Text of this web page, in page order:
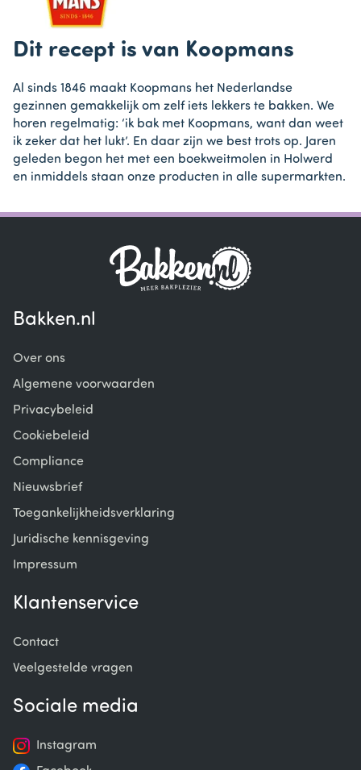
Dit recept is van Koopmans
Al sinds 1846 maakt Koopmans het Nederlandse
gezinnen gemakkelijk om zelf iets lekkers te bakken. We
horen regelmatig: ‘ik bak met Koopmans, want dan weet
ik zeker dat het lukt’. En daar zijn we best trots op. Jaren
geleden begon het met een boekweitmolen in Holwerd
en inmiddels staan onze producten in alle supermarkten.
Bakken.nl
Over ons
Algemene voorwaarden
Privacybeleid
Cookiebeleid
Compliance
Nieuwsbrief
Toegankelijkheidsverklaring
Juridische kennisgeving
Impressum
Klantenservice
Contact
Veelgestelde vragen
Sociale media
Instagram